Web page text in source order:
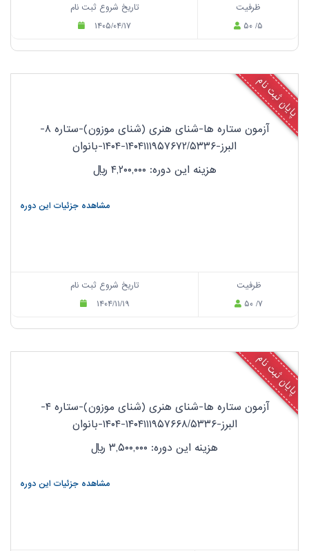
تاریخ شروع ثبت نام
۱۴۰۵/۰۴/۱۷
ظرفیت
۵۰ /۵
پایان ثبت نام
آزمون ستاره ها-شنای هنری (شنای موزون)-ستاره ۸-
البرز-۱۴۰۴۱۱۱۹۵۷۶۷۲/۵۳۳۶-۱۴۰۴-بانوان
هزینه این دوره: ۴,۲۰۰,۰۰۰
ریال
مشاهده جزئیات این دوره
تاریخ شروع ثبت نام
۱۴۰۴/۱۱/۱۹
ظرفیت
۵۰ /۷
پایان ثبت نام
آزمون ستاره ها-شنای هنری (شنای موزون)-ستاره ۴-
البرز-۱۴۰۴۱۱۱۹۵۷۶۶۸/۵۳۳۶-۱۴۰۴-بانوان
هزینه این دوره: ۳,۵۰۰,۰۰۰
ریال
مشاهده جزئیات این دوره